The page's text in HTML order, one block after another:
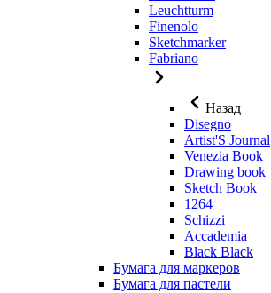
Leuchtturm
Finenolo
Sketchmarker
Fabriano
Назад
Disegno
Artist'S Journal
Venezia Book
Drawing book
Sketch Book
1264
Schizzi
Accademia
Black Black
Бумага для маркеров
Бумага для пастели